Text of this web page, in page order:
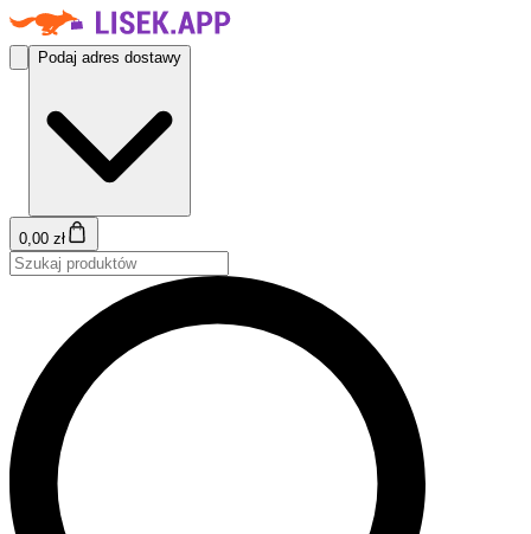
Podaj adres dostawy
0,00 zł